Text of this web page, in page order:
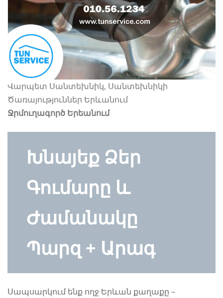
Վարպետ Սանտեխնիկ, Սանտեխնիկի
Ծառայություններ Երևանում
Ջրմուղագործ Երեանում
Խնայեք Ձեր
Գումարը և
Ժամանակը
Պարզ + Արագ
Սապսարկում ենք ողջ Երևան քաղաքը –